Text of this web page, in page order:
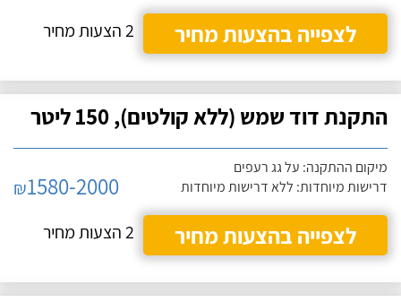
לצפייה בהצעות מחיר
2 הצעות מחיר
התקנת דוד שמש (ללא קולטים), 150 ליטר
מיקום ההתקנה: על גג רעפים
דרישות מיוחדות: ללא דרישות מיוחדות
₪1580-2000
לצפייה בהצעות מחיר
2 הצעות מחיר